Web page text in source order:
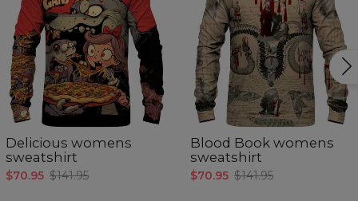
Delicious womens
sweatshirt
$70.95 $141.95
Blood Book womens
sweatshirt
$70.95 $141.95